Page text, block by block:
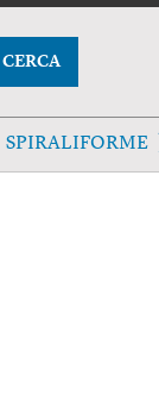
CERCA
SPIRALIFORME